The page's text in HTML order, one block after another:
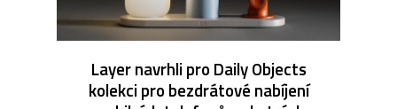
Layer navrhli pro Daily Objects
kolekci pro bezdrátové nabíjení